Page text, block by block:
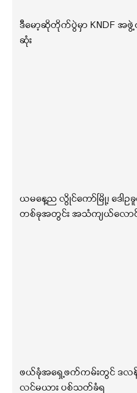
ဒီမော့ဆိုတိုက်ပွဲမှာ KNDF အဖွဲ့
ဆုံး
ယမနေ့ည လွိုင်ကော်မြို့၊ ဒေါဥ
တစ်ခုအတွင်း အသံကျယ်လော
ဖယ်ခုံအရှေ့ဖက်ကမ်းတွင် ဒ
လင်မယား ပစ်သတ်ခံရ